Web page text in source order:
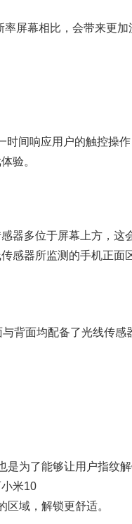
屏幕相比，会带来更加
间响应用户的触控操作
验。
器多位于屏幕上方，这
感器所监测的手机正面
背面均配备了光线传感
是为了能够让用户指纹
米10
域，解锁更舒适。